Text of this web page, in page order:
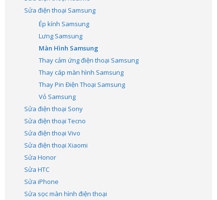
Sửa điện thoại Samsung
Ép kính Samsung
Lưng Samsung
Màn Hình Samsung
Thay cảm ứng điện thoại Samsung
Thay cáp màn hình Samsung
Thay Pin Điện Thoại Samsung
Vỏ Samsung
Sửa điện thoại Sony
Sửa điện thoại Tecno
Sửa điện thoại Vivo
Sửa điện thoại Xiaomi
Sửa Honor
Sửa HTC
Sửa iPhone
Sửa sọc màn hình điện thoại